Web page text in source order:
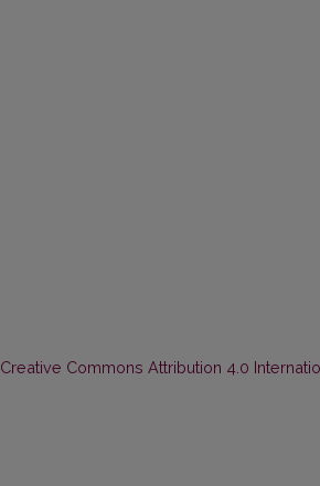
Creative Commons Attribution 4.0